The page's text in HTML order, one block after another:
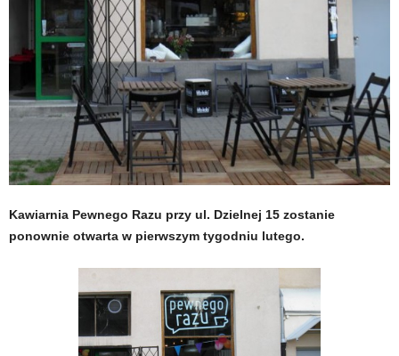
Kawiarnia Pewnego Razu przy ul. Dzielnej 15 zostanie
ponownie otwarta w pierwszym tygodniu lutego.